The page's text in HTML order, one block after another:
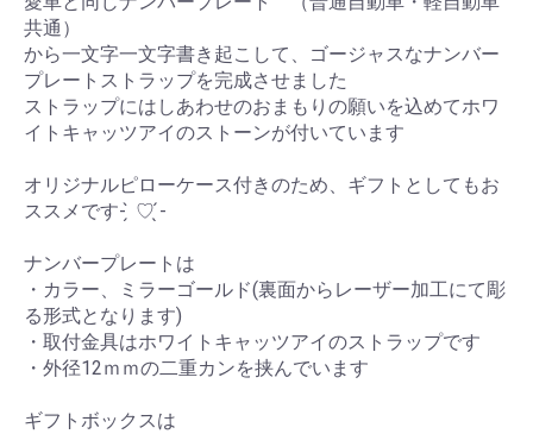
共通）
から一文字一文字書き起こして、ゴージャスなナンバー
プレートストラップを完成させました
ストラップにはしあわせのおまもりの願いを込めてホワ
イトキャッツアイのストーンが付いています
オリジナルピローケース付きのため、ギフトとしてもお
ススメです- ̗̀ ♡ ̖́-
ナンバープレートは
・カラー、ミラーゴールド(裏面からレーザー加工にて彫
る形式となります)
・取付金具はホワイトキャッツアイのストラップです
・外径12ｍｍの二重カンを挟んでいます
ギフトボックスは